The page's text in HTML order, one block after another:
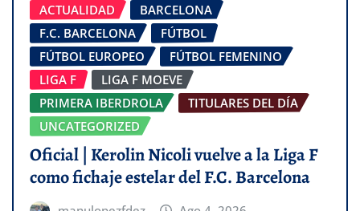
ACTUALIDAD
BARCELONA
F.C. BARCELONA
FÚTBOL
FÚTBOL EUROPEO
FÚTBOL FEMENINO
LIGA F
LIGA F MOEVE
PRIMERA IBERDROLA
TITULARES DEL DÍA
UNCATEGORIZED
Oficial | Kerolin Nicoli vuelve a la Liga F
como fichaje estelar del F.C. Barcelona